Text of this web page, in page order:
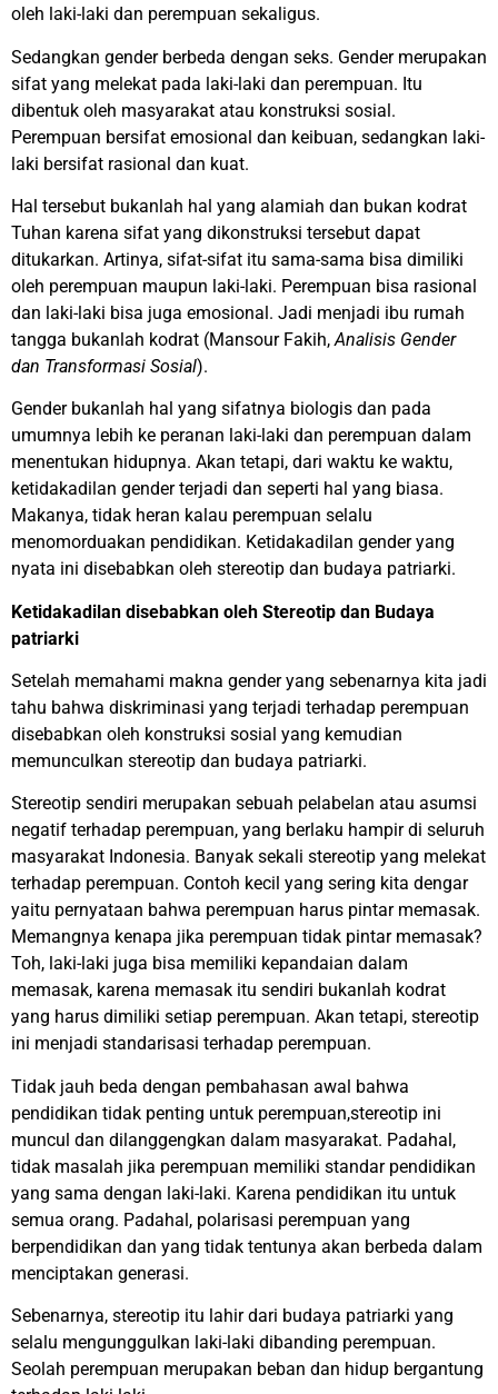
oleh laki-laki dan perempuan sekaligus.
Sedangkan gender berbeda dengan seks. Gender merupakan
sifat yang melekat pada laki-laki dan perempuan. Itu
dibentuk oleh masyarakat atau konstruksi sosial.
Perempuan bersifat emosional dan keibuan, sedangkan laki-
laki bersifat rasional dan kuat.
Hal tersebut bukanlah hal yang alamiah dan bukan kodrat
Tuhan karena sifat yang dikonstruksi tersebut dapat
ditukarkan. Artinya, sifat-sifat itu sama-sama bisa dimiliki
oleh perempuan maupun laki-laki. Perempuan bisa rasional
dan laki-laki bisa juga emosional. Jadi menjadi ibu rumah
tangga bukanlah kodrat (Mansour Fakih,Analisis Gender
dan Transformasi Sosial).
Gender bukanlah hal yang sifatnya biologis dan pada
umumnya lebih ke peranan laki-laki dan perempuan dalam
menentukan hidupnya. Akan tetapi, dari waktu ke waktu,
ketidakadilan gender terjadi dan seperti hal yang biasa.
Makanya, tidak heran kalau perempuan selalu
menomorduakan pendidikan. Ketidakadilan gender yang
nyata ini disebabkan oleh stereotip dan budaya patriarki.
Ketidakadilan disebabkan oleh Stereotip dan Budaya
patriarki
Setelah memahami makna gender yang sebenarnya kita jadi
tahu bahwa diskriminasi yang terjadi terhadap perempuan
disebabkan oleh konstruksi sosial yang kemudian
memunculkan stereotip dan budaya patriarki.
Stereotip sendiri merupakan sebuah pelabelan atau asumsi
negatif terhadap perempuan, yang berlaku hampir di seluruh
masyarakat Indonesia. Banyak sekali stereotip yang melekat
terhadap perempuan. Contoh kecil yang sering kita dengar
yaitu pernyataan bahwa perempuan harus pintar memasak.
Memangnya kenapa jika perempuan tidak pintar memasak?
Toh, laki-laki juga bisa memiliki kepandaian dalam
memasak, karena memasak itu sendiri bukanlah kodrat
yang harus dimiliki setiap perempuan. Akan tetapi, stereotip
ini menjadi standarisasi terhadap perempuan.
Tidak jauh beda dengan pembahasan awal bahwa
pendidikan tidak penting untuk perempuan,stereotip ini
muncul dan dilanggengkan dalam masyarakat. Padahal,
tidak masalah jika perempuan memiliki standar pendidikan
yang sama dengan laki-laki. Karena pendidikan itu untuk
semua orang. Padahal, polarisasi perempuan yang
berpendidikan dan yang tidak tentunya akan berbeda dalam
menciptakan generasi.
Sebenarnya, stereotip itu lahir dari budaya patriarki yang
selalu mengunggulkan laki-laki dibanding perempuan.
Seolah perempuan merupakan beban dan hidup bergantung